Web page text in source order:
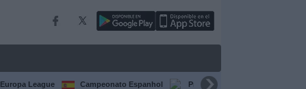
Europa League Campeonato Espanhol Premier League